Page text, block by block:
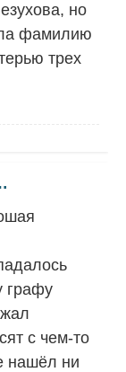
но
фамилию
трех
графу
с чем-то
нашёл ни